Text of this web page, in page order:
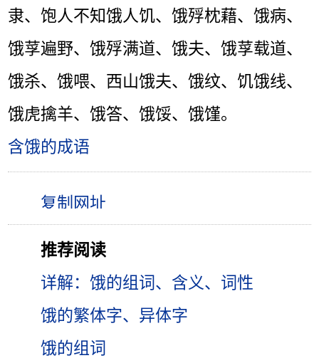
隶、饱人不知饿人饥、饿殍枕藉、饿病、
饿莩遍野、饿殍满道、饿夫、饿莩载道、
饿杀、饿喂、西山饿夫、饿纹、饥饿线、
饿虎擒羊、饿答、饿馁、饿馑。
含饿的成语
推荐阅读
详解：饿的组词、含义、词性
饿的繁体字、异体字
饿的组词